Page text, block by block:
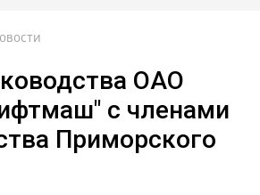
ОАО
с членами
Приморского